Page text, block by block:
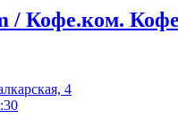
/ Кофе.ком.
4